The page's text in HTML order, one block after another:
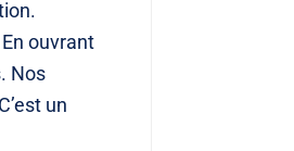
ouvrant
Nos
un